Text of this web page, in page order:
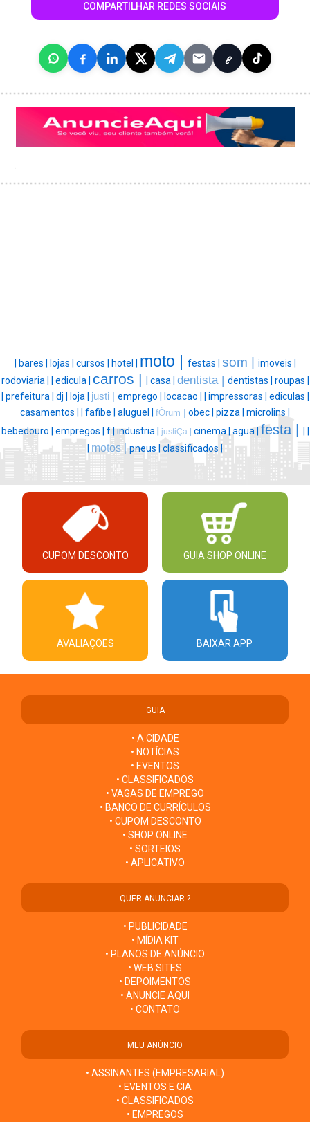
COMPARTILHAR REDES SOCIAIS
| bares | lojas | cursos | hotel | moto | festas | som | imoveis |
rodoviaria | | edicula | carros | | casa | dentista | dentistas | roupas |
| prefeitura | dj | loja | justi | emprego | locacao | | impressoras | ediculas |
casamentos | | fafibe | aluguel | fÓrum | obec | pizza | microlins |
bebedouro | empregos | f |industria | justiÇa | cinema | agua |festa | | |
| motos |pneus | classificados |
CUPOM DESCONTO GUIA SHOP ONLINE
AVALIAÇÕES BAIXAR APP
GUIA
• A CIDADE
• NOTÍCIAS
• EVENTOS
• CLASSIFICADOS
• VAGAS DE EMPREGO
• BANCO DE CURRÍCULOS
• CUPOM DESCONTO
• SHOP ONLINE
• SORTEIOS
• APLICATIVO
QUER ANUNCIAR ?
• PUBLICIDADE
• MÍDIA KIT
• PLANOS DE ANÚNCIO
• WEB SITES
• DEPOIMENTOS
• ANUNCIE AQUI
• CONTATO
MEU ANÚNCIO
• ASSINANTES (EMPRESARIAL)
• EVENTOS E CIA
• CLASSIFICADOS
• EMPREGOS